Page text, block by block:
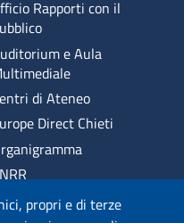
propri e di terze
Rapporti con il
e Aula
di Ateneo
Direct Chieti